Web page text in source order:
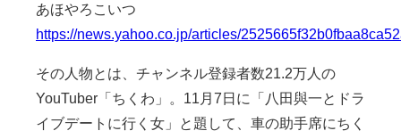
あほやろこいつ
https://news.yahoo.co.jp/articles/
その人物とは、チャンネル登録者数21.2万人の
YouTuber「ちくわ」。11月7日に「八田與一とドラ
イブデートに行く女」と題して、車の助手席にちく